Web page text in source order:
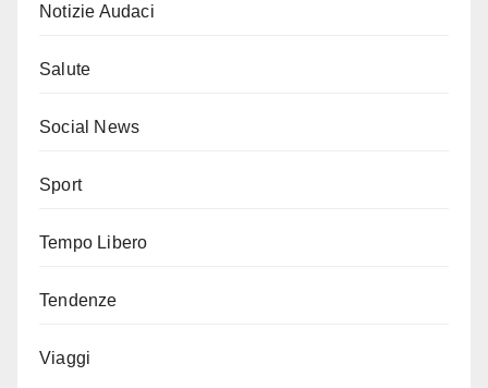
Notizie Audaci
Salute
Social News
Sport
Tempo Libero
Tendenze
Viaggi